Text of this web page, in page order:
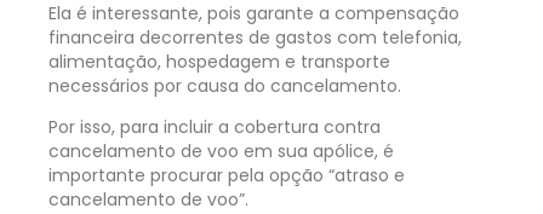
Ela é interessante, pois garante a compensação
financeira decorrentes de gastos com telefonia,
alimentação, hospedagem e transporte
necessários por causa do cancelamento.
Por isso, para incluir a cobertura contra
cancelamento de voo em sua apólice, é
importante procurar pela opção “atraso e
cancelamento de voo”.